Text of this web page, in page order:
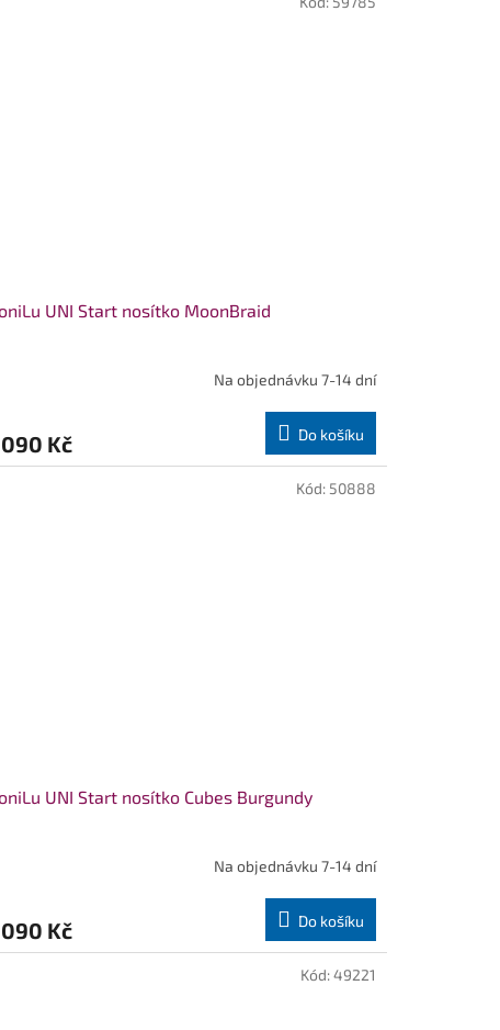
UNI Start nosítko MoonBraid
Na objednávku 7-14 dní
Kč Do košíku
UNI Start nosítko Cubes Burgundy
Na objednávku 7-14 dní
Kč Do košíku
Kód: 50888
Kód:49221